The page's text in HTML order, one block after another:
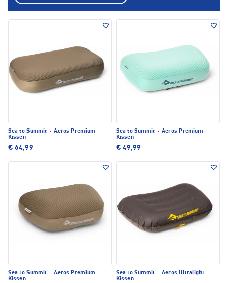
Sea to Summit · Aeros Premium
Kissen
€ 64,99
Sea to Summit · Aeros Premium
Kissen
€ 49,99
Sea to Summit · Aeros Premium
Kissen
Sea to Summit · Aeros Ultralight
Kissen